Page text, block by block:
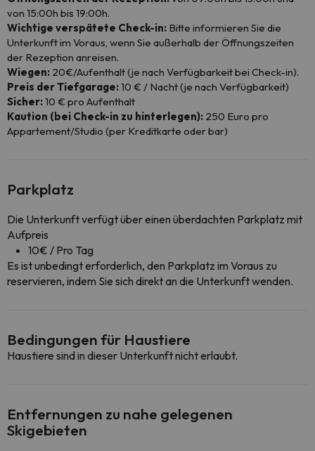
von 15:00h bis 19:00h.
Wichtige verspätete Check-in: Bitte informieren Sie die
Unterkunft im Voraus, wenn Sie außerhalb der Öffnungszeiten
der Rezeption anreisen.
Wiegen: 20€/Aufenthalt (je nach Verfügbarkeit bei Check-in).
Preis der Tiefgarage:10 € / Nacht (je nach Verfügbarkeit)
Sicher:10 € pro Aufenthalt
Kaution (bei Check-in zu hinterlegen): 250 Euro pro
Appartement/Studio (per Kreditkarte oder bar)
Parkplatz
Die Unterkunft verfügt über einen überdachten Parkplatz mit
Aufpreis
10€ / Pro Tag
Es ist unbedingt erforderlich, den Parkplatz im Voraus zu
reservieren, indem Sie sich direkt an die Unterkunft wenden.
Bedingungen für Haustiere
Haustiere sind in dieser Unterkunft nicht erlaubt.
Entfernungen zu nahe gelegenen
Skigebieten